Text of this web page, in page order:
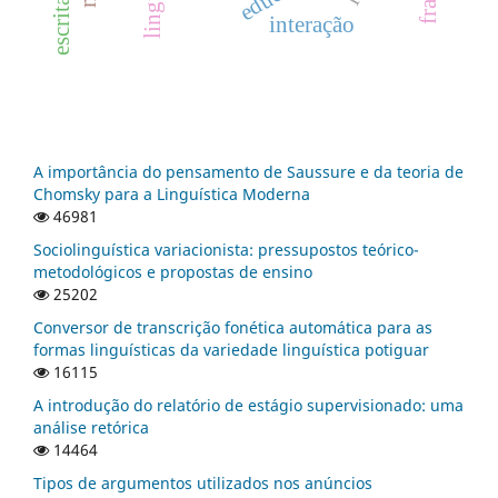
interação
A importância do pensamento de Saussure e da teoria de
Chomsky para a Linguística Moderna
46981
Sociolinguística variacionista: pressupostos teórico-
metodológicos e propostas de ensino
25202
Conversor de transcrição fonética automática para as
formas linguísticas da variedade linguística potiguar
16115
A introdução do relatório de estágio supervisionado: uma
análise retórica
14464
Tipos de argumentos utilizados nos anúncios